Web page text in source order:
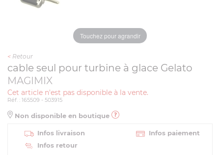
Touchez pour agrandir
< Retour
cable seul pour turbine à glace Gelato
MAGIMIX
Cet article n'est pas disponible à la vente.
Réf. : 165509 - 503915
Non disponible en boutique
Infos livraison
Infos paiement
Infos retour